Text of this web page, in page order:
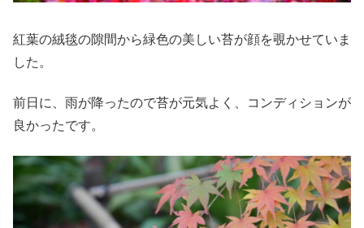
紅葉の絨毯の隙間から緑色の美しい苔が顔を覗かせていま
した。
前日に、雨が降ったので苔が元気よく、コンディションが
良かったです。